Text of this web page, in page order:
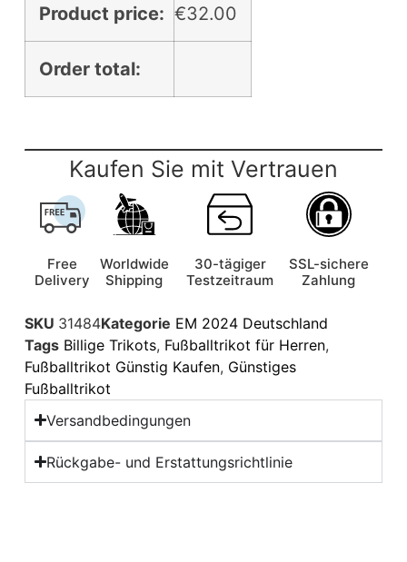
Product price: €32.00
Order total:
Kaufen Sie mit Vertrauen
Free
Delivery
Worldwide
Shipping
30-tägiger
Testzeitraum
SSL-sichere
Zahlung
SKU 31484Kategorie EM 2024 Deutschland
Tags Billige Trikots, Fußballtrikot für Herren,
Fußballtrikot Günstig Kaufen, Günstiges
Fußballtrikot
Versandbedingungen
Rückgabe- und Erstattungsrichtlinie